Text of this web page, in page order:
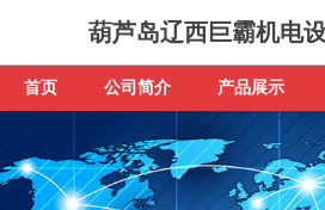
葫芦岛辽西巨霸机电
首页 公司简介 产品展示